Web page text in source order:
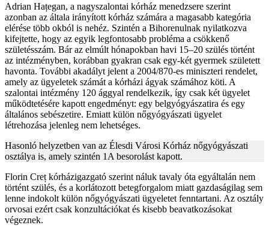
Adrian Hațegan, a nagyszalontai kórház menedzsere szerint
azonban az általa irányított kórház számára a magasabb kategória
elérése több okból is nehéz. Szintén a Bihorenulnak nyilatkozva
kifejtette, hogy az egyik legfontosabb probléma a csökkenő
születésszám. Bár az elmúlt hónapokban havi 15–20 szülés történt
az intézményben, korábban gyakran csak egy-két gyermek született
havonta. További akadályt jelent a 2004/870-es miniszteri rendelet,
amely az ügyeletek számát a kórházi ágyak számához köti. A
szalontai intézmény 120 ággyal rendelkezik, így csak két ügyelet
működtetésére kapott engedményt: egy belgyógyászatira és egy
általános sebészetire. Emiatt külön nőgyógyászati ügyelet
létrehozása jelenleg nem lehetséges.
Hasonló helyzetben van az Élesdi Városi Kórház nőgyógyászati
osztálya is, amely szintén 1A besorolást kapott.
Florin Creț kórházigazgató szerint náluk tavaly óta egyáltalán nem
történt szülés, és a korlátozott betegforgalom miatt gazdaságilag sem
lenne indokolt külön nőgyógyászati ügyeletet fenntartani. Az osztály
orvosai ezért csak konzultációkat és kisebb beavatkozásokat
végeznek.